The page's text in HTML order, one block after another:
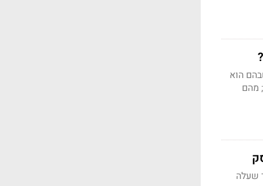
הוא
מאז, ואתמול עלה ב-50% נוספים; מהם
וזאת לאחר שעלה